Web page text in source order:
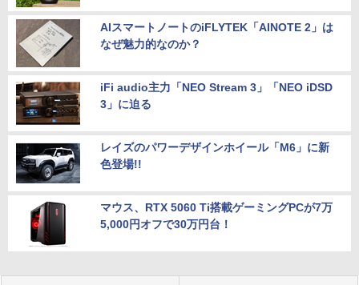
AIスマートノートのiFLYTEK「AINOTE 2」は
なぜ魅力的なのか？
iFi audio主力「NEO Stream 3」「NEO iDSD
3」に迫る
レイズのパワーデザインホイール「M6」に新
色登場!!
マウス、RTX 5060 Ti搭載ゲーミングPCが7万
5,000円オフで30万円台！